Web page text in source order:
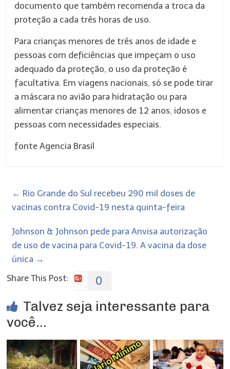
documento que também recomenda a troca da
proteção a cada três horas de uso.
Para crianças menores de três anos de idade e
pessoas com deficiências que impeçam o uso
adequado da proteção, o uso da proteção é
facultativa. Em viagens nacionais, só se pode tirar
a máscara no avião para hidratação ou para
alimentar crianças menores de 12 anos, idosos e
pessoas com necessidades especiais.
fonte Agencia Brasil
← Rio Grande do Sul recebeu 290 mil doses de
vacinas contra Covid-19 nesta quinta-feira
Johnson & Johnson pede para Anvisa autorização
de uso de vacina para Covid-19. A vacina da dose
única →
Share This Post:
0
Talvez seja interessante para
você...